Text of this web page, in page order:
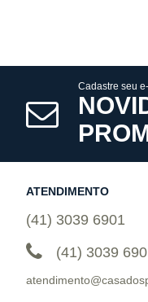
Cadastre seu
ATENDIMENTO
(41) 3039 6901
(41) 3039